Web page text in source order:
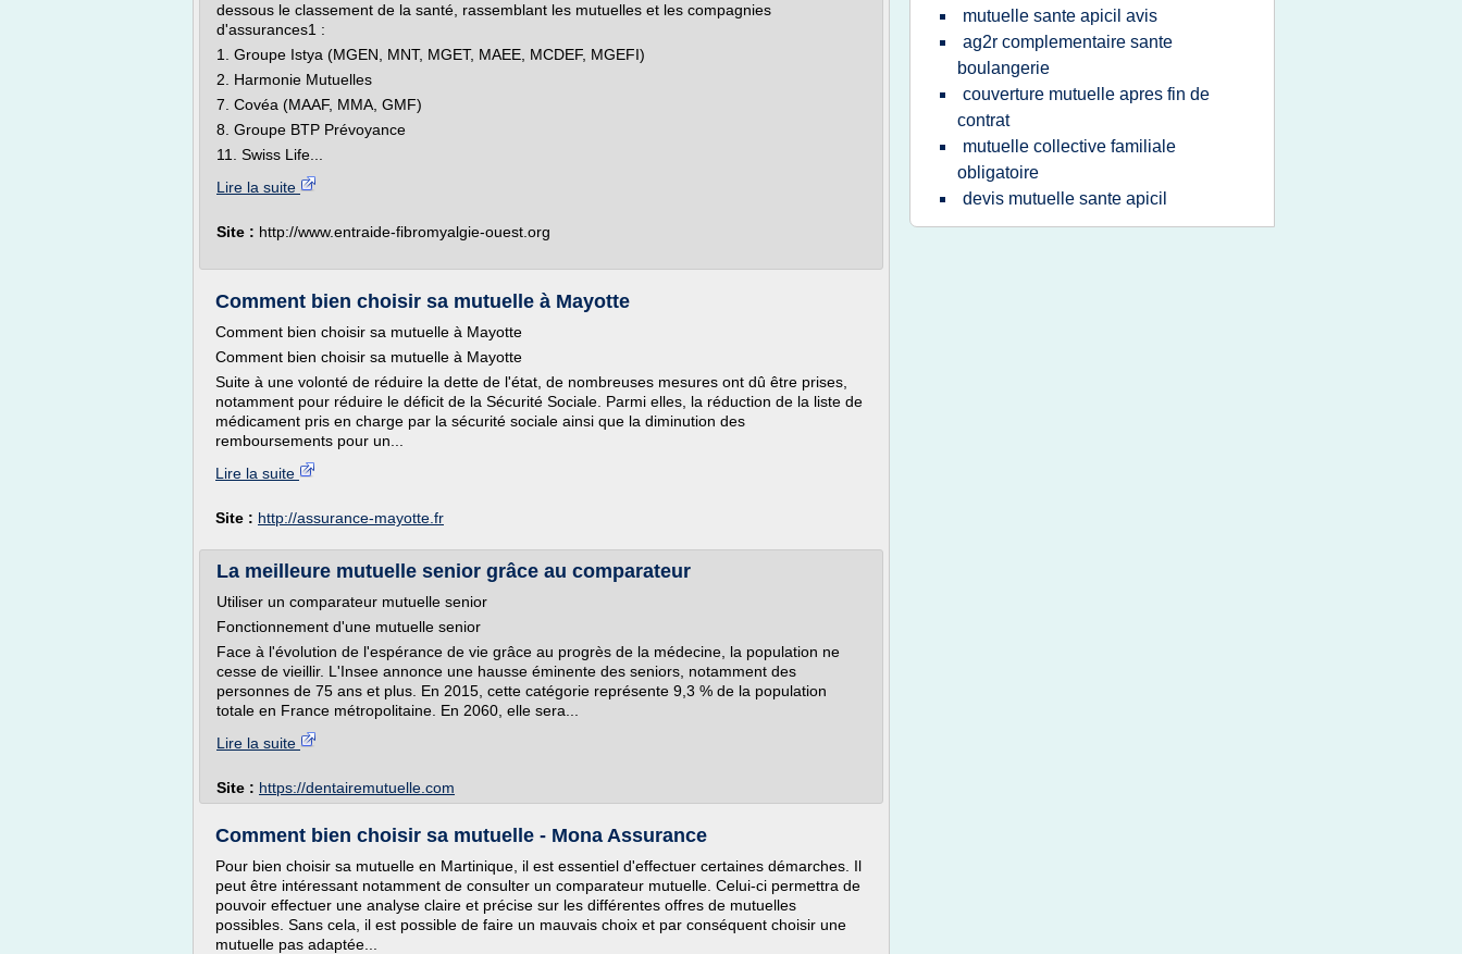
dessous le classement de la santé, rassemblant les mutuelles et les compagnies
d'assurances1 :
1. Groupe Istya (MGEN, MNT, MGET, MAEE, MCDEF, MGEFI)
2. Harmonie Mutuelles
7. Covéa (MAAF, MMA, GMF)
8. Groupe BTP Prévoyance
11. Swiss Life...
Lire la suite
Site : http://www.entraide-fibromyalgie-ouest.org
Comment bien choisir sa mutuelle à Mayotte
Comment bien choisir sa mutuelle à Mayotte
Comment bien choisir sa mutuelle à Mayotte
Suite à une volonté de réduire la dette de l'état, de nombreuses mesures ont dû être prises,
notamment pour réduire le déficit de la Sécurité Sociale. Parmi elles, la réduction de la liste de
médicament pris en charge par la sécurité sociale ainsi que la diminution des
remboursements pour un...
Lire la suite
Site : http://assurance-mayotte.fr
La meilleure mutuelle senior grâce au comparateur
Utiliser un comparateur mutuelle senior
Fonctionnement d'une mutuelle senior
Face à l'évolution de l'espérance de vie grâce au progrès de la médecine, la population ne
cesse de vieillir. L'Insee annonce une hausse éminente des seniors, notamment des
personnes de 75 ans et plus. En 2015, cette catégorie représente 9,3 % de la population
totale en France métropolitaine. En 2060, elle sera...
Lire la suite
Site : https://dentairemutuelle.com
Comment bien choisir sa mutuelle - Mona Assurance
Pour bien choisir sa mutuelle en Martinique, il est essentiel d'effectuer certaines démarches. Il
peut être intéressant notamment de consulter un comparateur mutuelle. Celui-ci permettra de
pouvoir effectuer une analyse claire et précise sur les différentes offres de mutuelles
possibles. Sans cela, il est possible de faire un mauvais choix et par conséquent choisir une
mutuelle pas adaptée...
mutuelle sante apicil avis
ag2r complementaire sante
boulangerie
couverture mutuelle apres fin de
contrat
mutuelle collective familiale
obligatoire
devis mutuelle sante apicil